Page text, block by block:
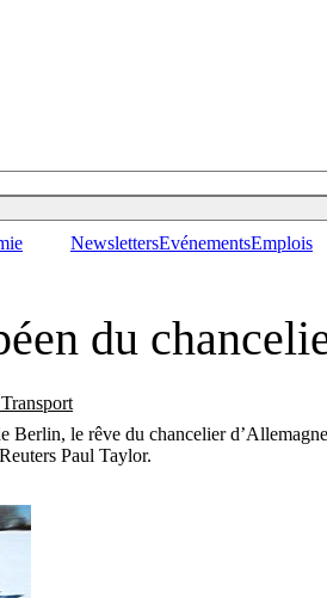
NewslettersEvénementsEmplois
du
Berlin, le rêve du chancelier
Paul Taylor.